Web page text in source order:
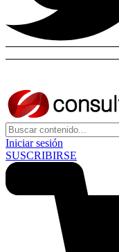
Iniciar sesión
SUSCRIBIRSE